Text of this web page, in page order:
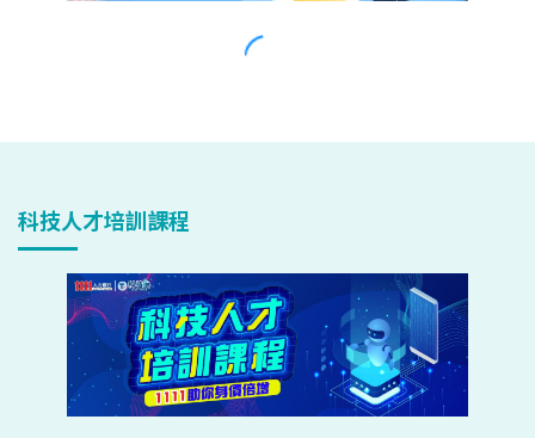
科技人才培訓課程